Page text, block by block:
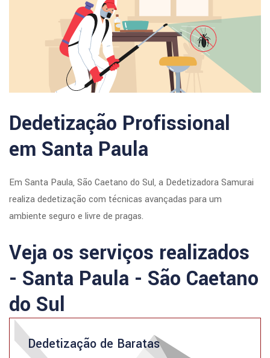
Dedetização Profissional
em Santa Paula
Em Santa Paula, São Caetano do Sul, a Dedetizadora Samurai
realiza dedetização com técnicas avançadas para um
ambiente seguro e livre de pragas.
Veja os serviços realizados
- Santa Paula - São Caetano
do Sul
Dedetização de Baratas